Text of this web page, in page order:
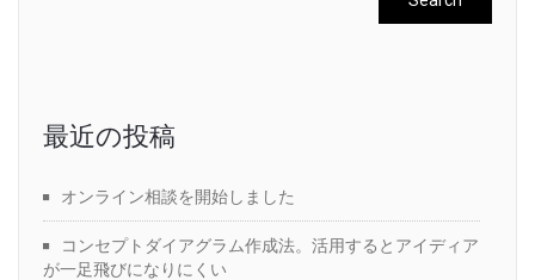
最近の投稿
オンライン相談を開始しました
コンセプトダイアグラム作成法。活用するとアイディア
が一足飛びになりにくい